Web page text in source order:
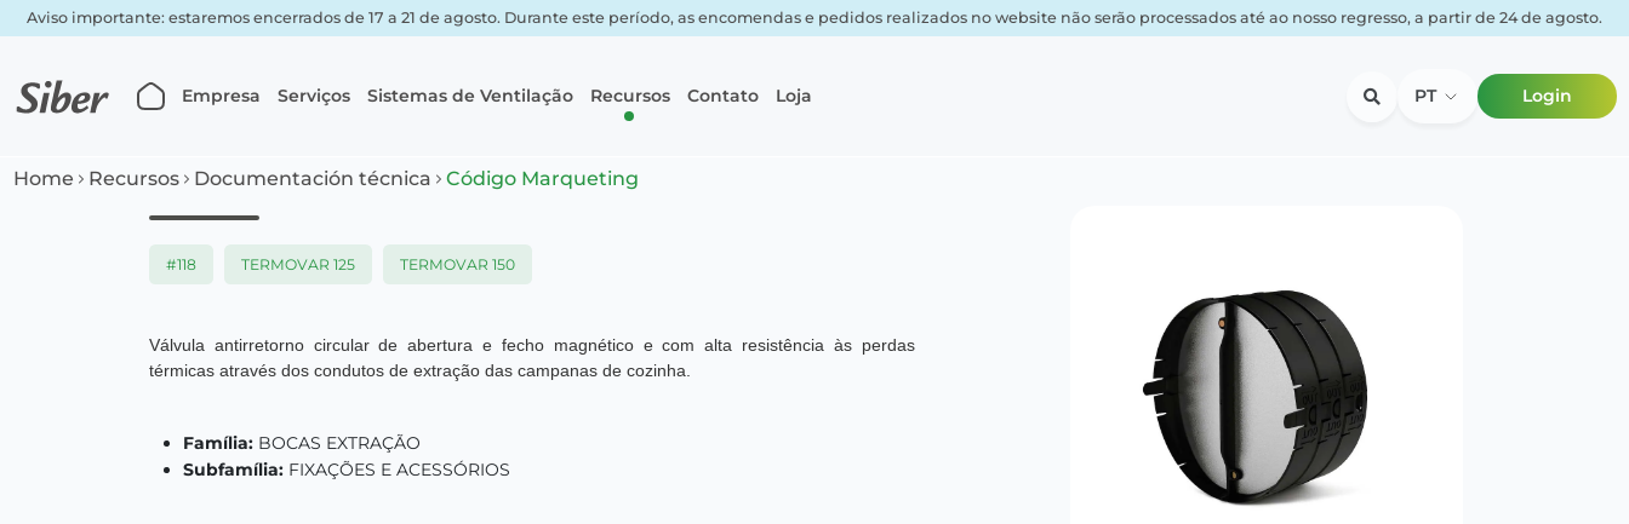
Aviso importante: estaremos encerrados de 17 a 21 de agosto. Durante este período, as encomendas e pedidos realizados no website não serão processados até ao nosso regresso, a partir de 24 de agosto.
Empresa Serviços Sistemas de Ventilação Recursos Contato Loja PT Login
Home Recursos Documentación técnica Código Marqueting
#118 TERMOVAR 125 TERMOVAR 150
Válvula antirretorno circular de abertura e fecho magnético e com alta resistência às perdas
térmicas através dos condutos de extração das campanas de cozinha.
Família: BOCAS EXTRAÇÃO
Subfamília: FIXAÇÕES E ACESSÓRIOS